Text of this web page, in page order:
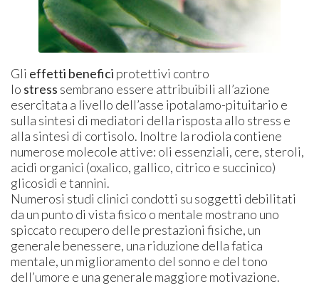
Gli effetti benefici protettivi contro
lo stress sembrano essere attribuibili all’azione
esercitata a livello dell’asse ipotalamo-pituitario e
sulla sintesi di mediatori della risposta allo stress e
alla sintesi di cortisolo. Inoltre la rodiola contiene
numerose molecole attive: oli essenziali, cere, steroli,
acidi organici (oxalico, gallico, citrico e succinico)
glicosidi e tannini.
Numerosi studi clinici condotti su soggetti debilitati
da un punto di vista fisico o mentale mostrano uno
spiccato recupero delle prestazioni fisiche, un
generale benessere, una riduzione della fatica
mentale, un miglioramento del sonno e del tono
dell’umore e una generale maggiore motivazione.